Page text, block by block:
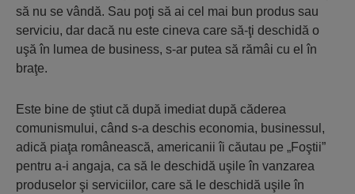
să nu se vândă. Sau poţi să ai cel mai bun produs sau
serviciu, dar dacă nu este cineva care să-ţi deschidă o
uşă în lumea de business, s-ar putea să rămâi cu el în
braţe.
Este bine de ştiut că după imediat după căderea
comunismului, când s-a deschis economia, businessul,
adică piaţa românească, americanii îi căutau pe „Foştii”
pentru a-i angaja, ca să le deschidă uşile în vanzarea
produselor şi serviciilor, care să le deschidă uşile în